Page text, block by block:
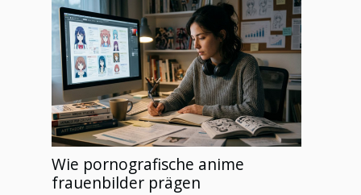
Wie pornografische anime
frauenbilder prägen